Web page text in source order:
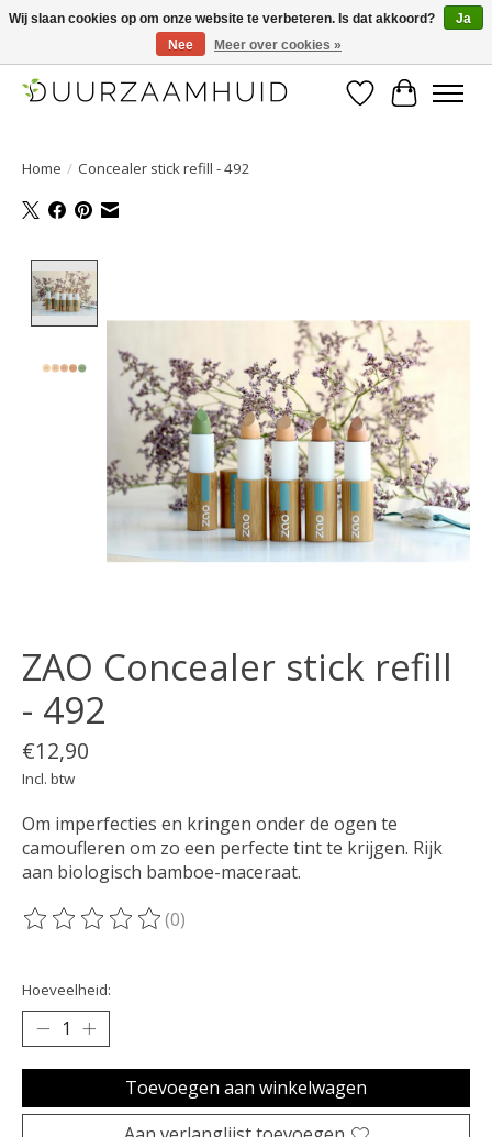
Duurzaamhuid, uw duurzame weg naar een mooie, gezonde huid.
Verlanglijst
Home / Concealer stick refill - 492
ZAO Concealer stick refill
- 492
€12,90
Incl. btw
Om imperfecties en kringen onder de ogen te
camoufleren om zo een perfecte tint te krijgen. Rijk
aan biologisch bamboe-maceraat.
De beoordeling van dit product is
(0)
Hoeveelheid:
Toevoegen aan winkelwagen
Wij slaan cookies op om onze website te verbeteren. Is dat akkoord?
Ja
Nee
Meer over cookies »